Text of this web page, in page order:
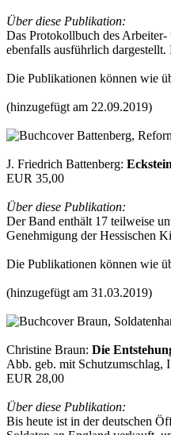
Über diese Publikation:
Das Protokollbuch des
ebenfalls ausführlich
Die Publikationen können wie
(hinzugefügt am 22.09.2019)
J. Friedrich Battenberg:
EUR 35,00
Über diese Publikation:
Der Band enthält 17 teilweise
Genehmigung der Hessischen
Die Publikationen können wie
(hinzugefügt am 31.03.2019)
Christine Braun: Die
Abb. geb. mit Schutzumschlag,
EUR 28,00
Über diese Publikation:
Bis heute ist in der deutschen